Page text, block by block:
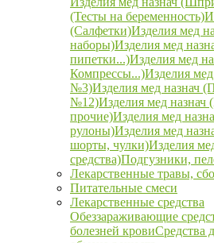
(Тесты на беременность)
(Салфетки)Изделия мед
наборы)Изделия мед
пипетки...)Изделия мед
Компрессы...)Изделия
№3)Изделия мед назнач
№12)Изделия мед назнач
прочие)Изделия мед
рулоны)Изделия мед
шорты, чулки)Изделия
средства)Подгузники,
Лекарственные травы,
Питательные смеси
Лекарственные средства
Обеззараживающие
болезней кровиСредства